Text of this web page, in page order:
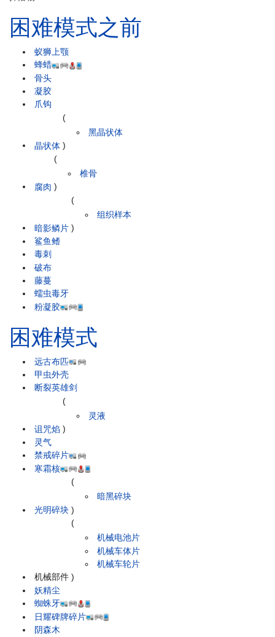
困难模式之前
蚁狮上颚
蜂蜡
骨头
凝胶
爪钩
晶状体
(
黑晶状体
)
腐肉
(
椎骨
)
暗影鳞片
(
组织样本
)
鲨鱼鳍
毒刺
破布
藤蔓
蠕虫毒牙
粉凝胶
困难模式
远古布匹
甲虫外壳
断裂英雄剑
诅咒焰
(
灵液
)
灵气
禁戒碎片
寒霜核
光明碎块
(
暗黑碎块
)
机械部件
(
机械电池片
机械车体片
机械车轮片
)
妖精尘
蜘蛛牙
日耀碑牌碎片
阴森木